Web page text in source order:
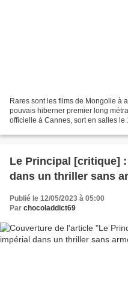
Rares sont les films de Mongolie à
pouvais hiberner premier long
officielle à Cannes, sort en salles
Le Principal [critique]
dans un thriller sans
Publié le 12/05/2023 à 05:00
Par chocoladdict69